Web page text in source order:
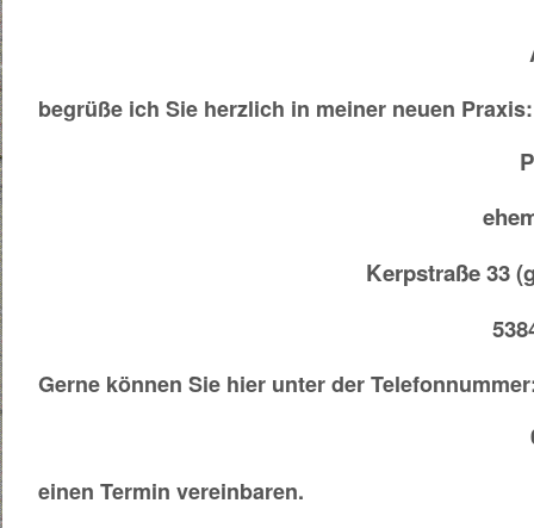
begrüße ich Sie herzlich in meiner neuen Praxis:
Kerpstraße 33
Gerne können Sie hier unter der
einen Termin vereinbaren.